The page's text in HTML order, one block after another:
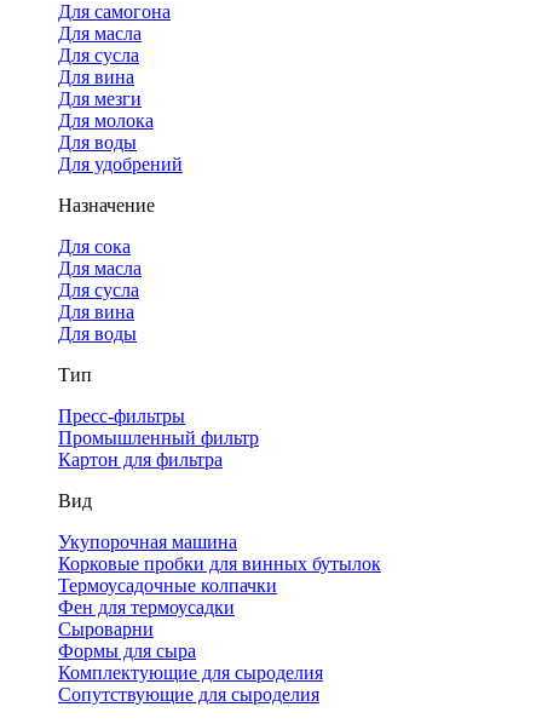
Для самогона
Для масла
Для сусла
Для вина
Для мезги
Для молока
Для воды
Для удобрений
Назначение
Для сока
Для масла
Для сусла
Для вина
Для воды
Тип
Пресс-фильтры
Промышленный фильтр
Картон для фильтра
Вид
Укупорочная машина
Корковые пробки для винных бутылок
Термоусадочные колпачки
Фен для термоусадки
Сыроварни
Формы для сыра
Комплектующие для сыроделия
Сопутствующие для сыроделия